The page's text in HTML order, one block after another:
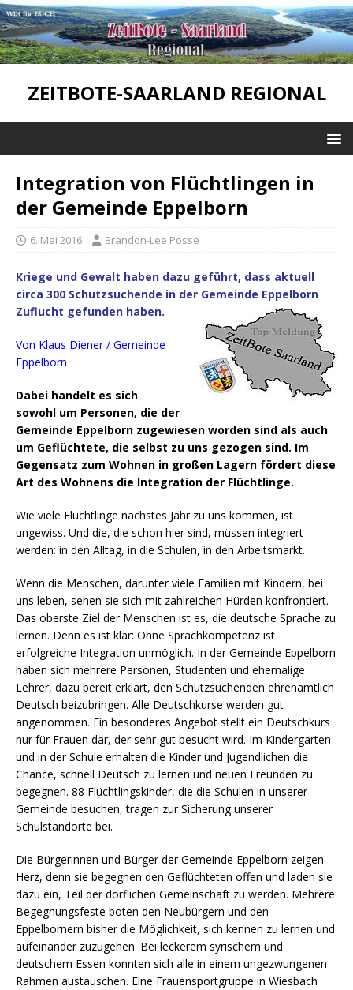
ZEITBOTE-SAARLAND REGIONAL
Integration von Flüchtlingen in
der Gemeinde Eppelborn
6. Mai 2016 Brandon-Lee Posse
Kriege und Gewalt haben dazu geführt, dass aktuell
circa 300 Schutzsuchende in der Gemeinde Eppelborn
Zuflucht gefunden haben.
Von Klaus Diener / Gemeinde
Eppelborn
Dabei handelt es sich
sowohl um Personen, die der
Gemeinde Eppelborn zugewiesen worden sind als auch
um Geflüchtete, die selbst zu uns gezogen sind. Im
Gegensatz zum Wohnen in großen Lagern fördert diese
Art des Wohnens die Integration der Flüchtlinge.
Wie viele Flüchtlinge nächstes Jahr zu uns kommen, ist
ungewiss. Und die, die schon hier sind, müssen integriert
werden: in den Alltag, in die Schulen, in den Arbeitsmarkt.
Wenn die Menschen, darunter viele Familien mit Kindern, bei
uns leben, sehen sie sich mit zahlreichen Hürden konfrontiert.
Das oberste Ziel der Menschen ist es, die deutsche Sprache zu
lernen. Denn es ist klar: Ohne Sprachkompetenz ist
erfolgreiche Integration unmöglich. In der Gemeinde Eppelborn
haben sich mehrere Personen, Studenten und ehemalige
Lehrer, dazu bereit erklärt, den Schutzsuchenden ehrenamtlich
Deutsch beizubringen. Alle Deutschkurse werden gut
angenommen. Ein besonderes Angebot stellt ein Deutschkurs
nur für Frauen dar, der sehr gut besucht wird. Im Kindergarten
und in der Schule erhalten die Kinder und Jugendlichen die
Chance, schnell Deutsch zu lernen und neuen Freunden zu
begegnen. 88 Flüchtlingskinder, die die Schulen in unserer
Gemeinde besuchen, tragen zur Sicherung unserer
Schulstandorte bei.
Die Bürgerinnen und Bürger der Gemeinde Eppelborn zeigen
Herz, denn sie begegnen den Geflüchteten offen und laden sie
dazu ein, Teil der dörflichen Gemeinschaft zu werden. Mehrere
Begegnungsfeste boten den Neubürgern und den
Eppelbornern bisher die Möglichkeit, sich kennen zu lernen und
aufeinander zuzugehen. Bei leckerem syrischem und
deutschem Essen konnten sich alle in einem ungezwungenen
Rahmen austauschen. Eine Frauensportgruppe in Wiesbach